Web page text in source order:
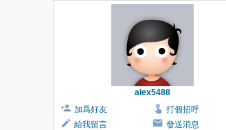
alex5488
加爲好友
打個招呼
給我留言
發送消息